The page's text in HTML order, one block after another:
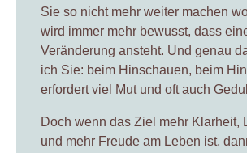
Sie so nicht mehr weiter machen
wird immer mehr bewusst, dass
Veränderung ansteht. Und genau
ich Sie: beim Hinschauen, beim
erfordert viel Mut und oft auch
Doch wenn das Ziel mehr Klarheit,
und mehr Freude am Leben ist,